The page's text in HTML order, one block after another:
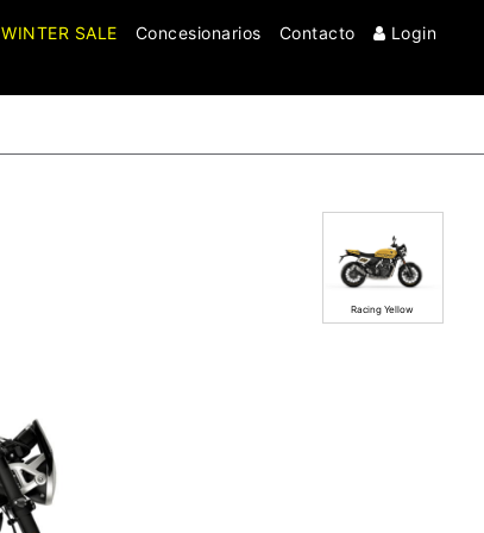
WINTER SALE Concesionarios Contacto Login
Racing Yellow